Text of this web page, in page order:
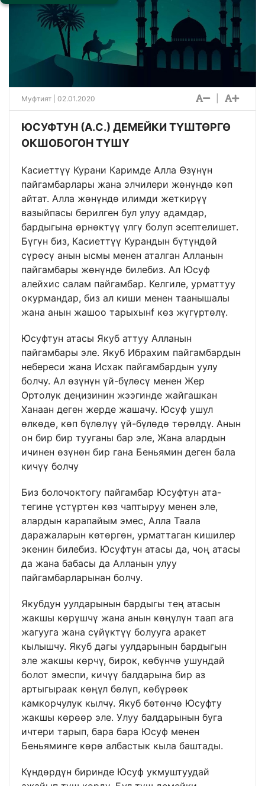
Муфтият | 02.01.2020
ЮСУФТУН (А.С.) ДЕМЕЙКИ ТҮШТӨРГӨ
ОКШОБОГОН ТҮШҮ
Касиеттүү Курани Каримде Алла Өзүнүн
пайгамбарлары жана элчилери жөнүндө көп
айтат. Алла жөнүндө илимди жеткирүү
вазыйпасы берилген бул улуу адамдар,
бардыгына өрнөктүү үлгү болуп эсептелишет.
Бүгүн биз, Касиеттүү Курандын бүтүндөй
сүрөсү анын ысмы менен аталган Алланын
пайгамбары жөнүндө билебиз. Ал Юсуф
алейхис салам пайгамбар. Келгиле, урматтуу
окурмандар, биз ал киши менен таанышалы
жана анын жашоо тарыхынf көз жүгүртөлү.
Юсуфтун атасы Якуб аттуу Алланын
пайгамбары эле. Якуб Ибрахим пайгамбардын
небереси жана Исхак пайгамбардын уулу
болчу. Ал өзүнүн үй-бүлөсү менен Жер
Ортолук деңизинин жээгинде жайгашкан
Ханаан деген жерде жашачу. Юсуф ушул
өлкөдө, көп бүлөлүү үй-бүлөдө төрөлдү. Анын
он бир бир тууганы бар эле, Жана алардын
ичинен өзүнөн бир гана Беньямин деген бала
кичүү болчу
Биз болочоктогу пайгамбар Юсуфтун ата-
тегине үстүртөн көз чаптыруу менен эле,
алардын карапайым эмес, Алла Таала
даражаларын көтөргөн, урматтаган кишилер
экенин билебиз. Юсуфтун атасы да, чоң атасы
да жана бабасы да Алланын улуу
пайгамбарларынан болчу.
Якубдун уулдарынын бардыгы тең атасын
жакшы көрүшчү жана анын көңүлүн таап ага
жагууга жана сүйүктүү болууга аракет
кылышчу. Якуб дагы уулдарынын бардыгын
эле жакшы көрчү, бирок, көбүнчө ушундай
болот эмеспи, кичүү балдарына бир аз
артыгыраак көңүл бөлүп, көбүрөөк
камкорчулук кылчү. Якуб бөтөнчө Юсуфту
жакшы көрөөр эле. Улуу балдарынын буга
ичтери тарып, бара бара Юсуф менен
Беньяминге көрө албастык кыла баштады.
Күндөрдүн биринде Юсуф укмуштуудай